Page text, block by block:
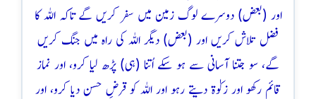
اور (بعض) دوسرے لوگ زمین میں سفر کریں گے تاکہ اللہ کا
فضل تلاش کریں اور (بعض) دیگر اللہ کی راہ میں جنگ کریں
گے، سو جتنا آسانی سے ہو سکے اُتنا (ہی) پڑھ لیا کرو، اور نماز
قائم رکھو اور زکوٰۃ دیتے رہو اور اللہ کو قرضِ حسن دیا کرو، اور